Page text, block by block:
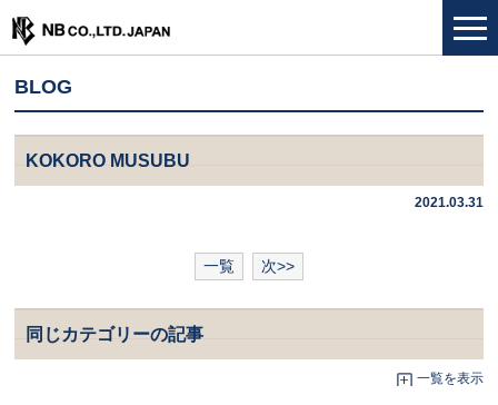
BLOG
KOKORO MUSUBU
2021.03.31
一覧 次>>
同じカテゴリーの記事
一覧を表示